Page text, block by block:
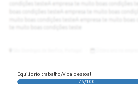
Equilíbrio trabalho/vida pessoal
75/100